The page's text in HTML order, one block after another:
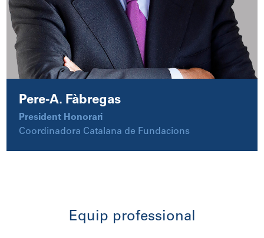
Pere-A. Fàbregas
President Honorari
Coordinadora Catalana de Fundacions
Equip professional